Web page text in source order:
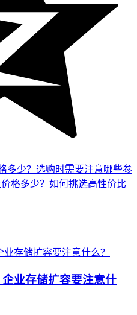
多少？选购时需要注意哪些参
格多少？如何挑选高性价比
业存储扩容要注意什